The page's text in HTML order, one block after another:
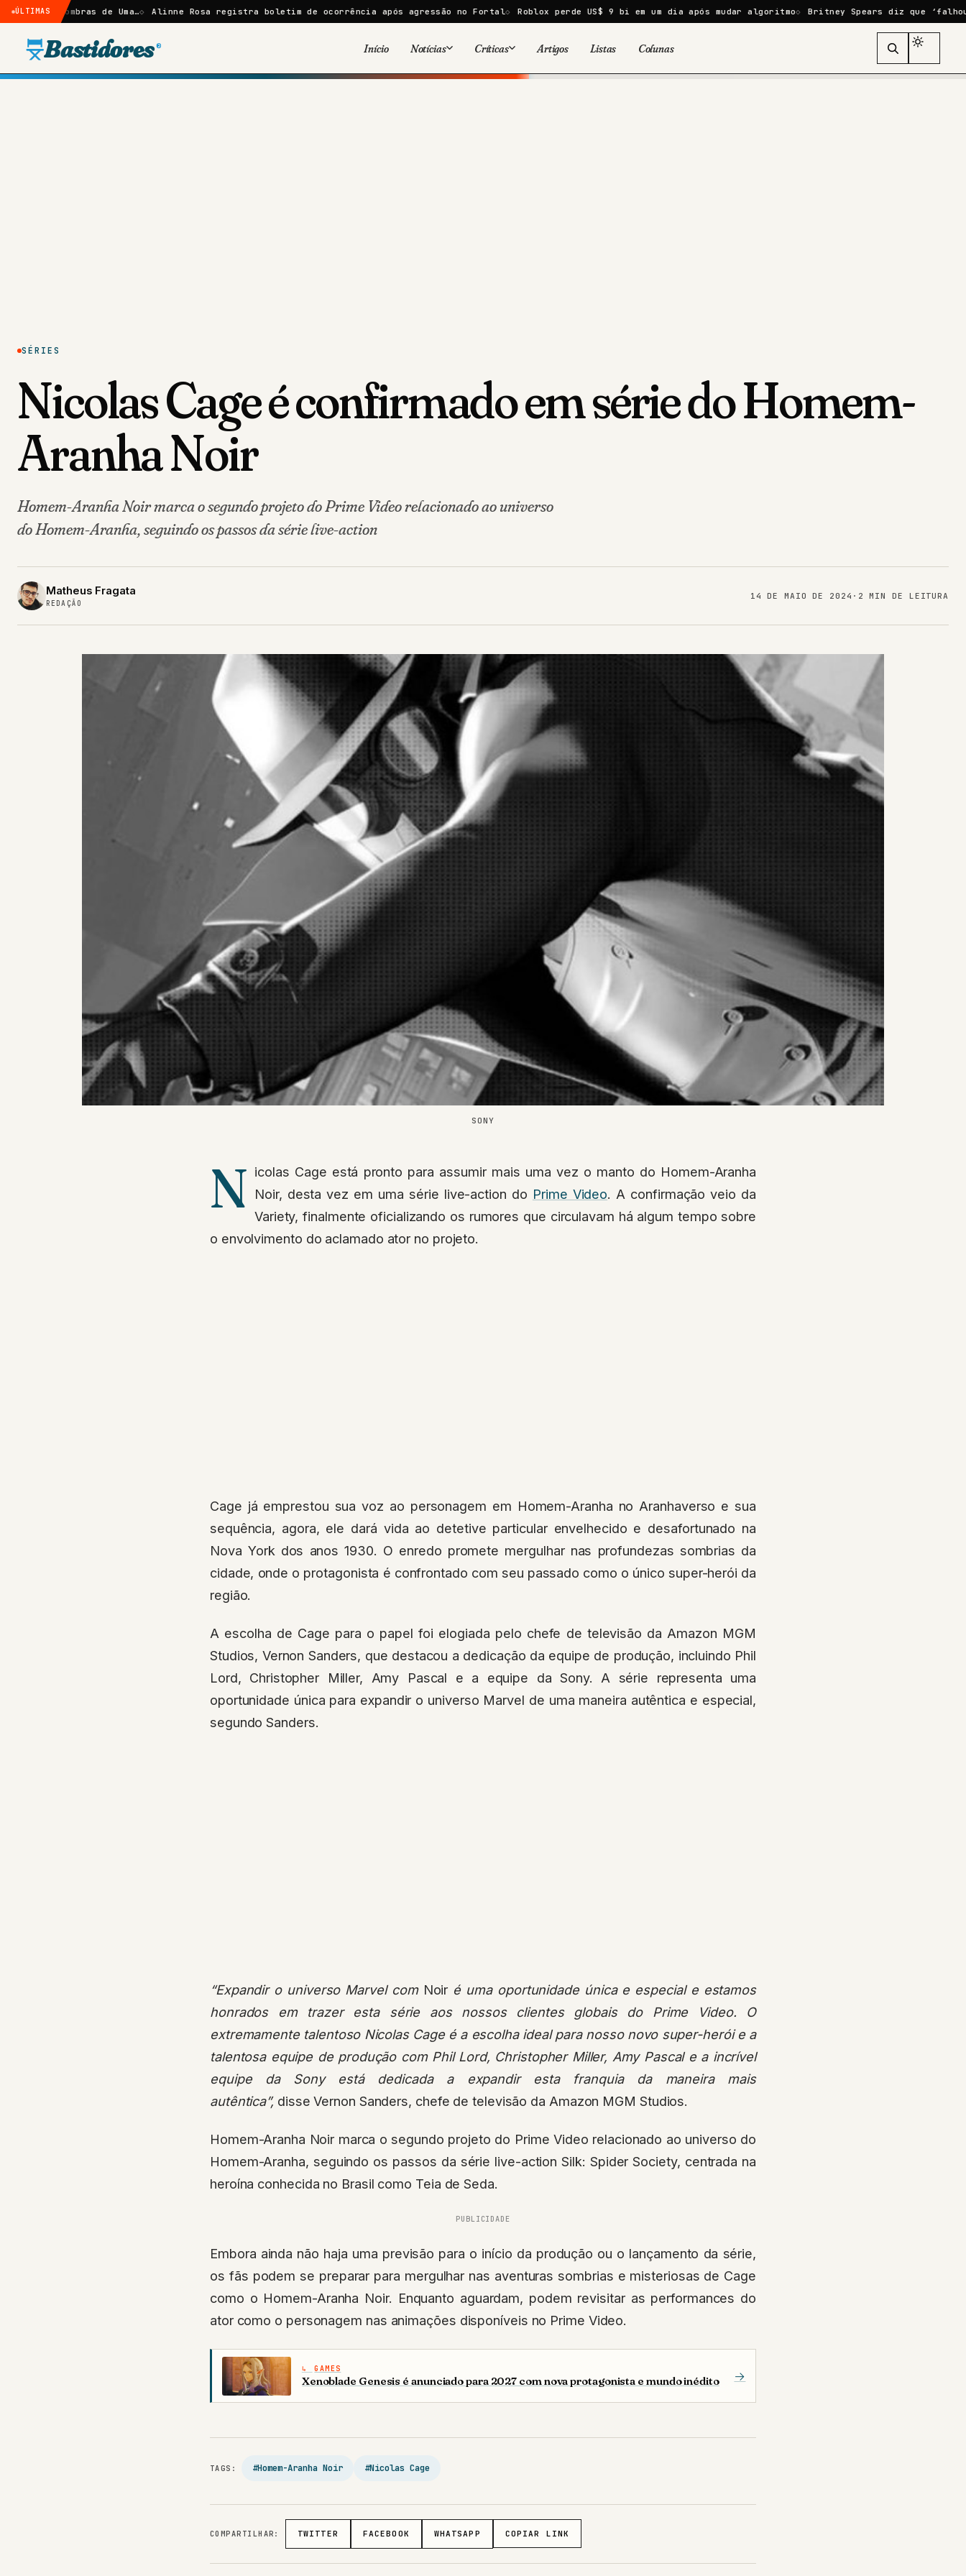
ÚLTIMASde Uma… Alinne Rosa registra boletim de ocorrência após agressão no Fortal Roblox perde US$ 9 bi em um dia após mudar algoritmo Britney Spears diz que ‘falhou como
Bastidores ® Início Notícias
Viral
Críticas
Cinema
Artigos Listas Colunas
SÉRIES
Nicolas Cage é confirmado em série do Homem-
Aranha Noir
Homem-Aranha Noir marca o segundo projeto do Prime Video relacionado ao universo
do Homem-Aranha, seguindo os passos da série live-action
Matheus Fragata
REDAÇÃO
14 DE MAIO DE 2024 · 2 MIN DE LEITURA
SONY
N icolas Cage está pronto para assumir mais uma vez o manto do Homem-Aranha
Noir, desta vez em uma série live-action do Prime Video. A confirmação veio da
Variety, finalmente oficializando os rumores que circulavam há algum tempo sobre
o envolvimento do aclamado ator no projeto.
Cage já emprestou sua voz ao personagem em Homem-Aranha no Aranhaverso e sua
sequência, agora, ele dará vida ao detetive particular envelhecido e desafortunado na
Nova York dos anos 1930. O enredo promete mergulhar nas profundezas sombrias da
cidade, onde o protagonista é confrontado com seu passado como o único super-herói da
região.
A escolha de Cage para o papel foi elogiada pelo chefe de televisão da Amazon MGM
Studios, Vernon Sanders, que destacou a dedicação da equipe de produção, incluindo Phil
Lord, Christopher Miller, Amy Pascal e a equipe da Sony. A série representa uma
oportunidade única para expandir o universo Marvel de uma maneira autêntica e especial,
segundo Sanders.
“Expandir o universo Marvel com Noir é uma oportunidade única e especial e estamos
honrados em trazer esta série aos nossos clientes globais do Prime Video. O
extremamente talentoso Nicolas Cage é a escolha ideal para nosso novo super-herói e a
talentosa equipe de produção com Phil Lord, Christopher Miller, Amy Pascal e a incrível
equipe da Sony está dedicada a expandir esta franquia da maneira mais
autêntica”, disse Vernon Sanders, chefe de televisão da Amazon MGM Studios.
Homem-Aranha Noir marca o segundo projeto do Prime Video relacionado ao universo do
Homem-Aranha, seguindo os passos da série live-action Silk: Spider Society, centrada na
heroína conhecida no Brasil como Teia de Seda.
PUBLICIDADE
Embora ainda não haja uma previsão para o início da produção ou o lançamento da série,
os fãs podem se preparar para mergulhar nas aventuras sombrias e misteriosas de Cage
como o Homem-Aranha Noir. Enquanto aguardam, podem revisitar as performances do
ator como o personagem nas animações disponíveis no Prime Video.
GAMES
Xenoblade Genesis é anunciado para 2027 com nova protagonista e mundo inédito →
TAGS: #Homem-Aranha Noir #Nicolas Cage
COMPARTILHAR: TWITTER FACEBOOK WHATSAPP COPIAR LINK